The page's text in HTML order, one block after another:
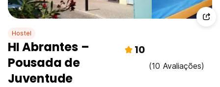
Hostel
HI Abrantes –
Pousada de
Juventude
10
(10 Avaliações)